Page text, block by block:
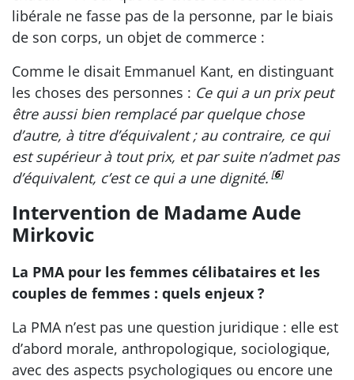
libérale ne fasse pas de la personne, par le biais
de son corps, un objet de commerce :
Comme le disait Emmanuel Kant, en distinguant
les choses des personnes : Ce qui a un prix peut
être aussi bien remplacé par quelque chose
d’autre, à titre d’équivalent ; au contraire, ce qui
est supérieur à tout prix, et par suite n’admet pas
d’équivalent, c’est ce qui a une dignité. [6]
Intervention de Madame Aude
Mirkovic
La PMA pour les femmes célibataires et les
couples de femmes : quels enjeux ?
La PMA n’est pas une question juridique : elle est
d’abord morale, anthropologique, sociologique,
avec des aspects psychologiques ou encore une